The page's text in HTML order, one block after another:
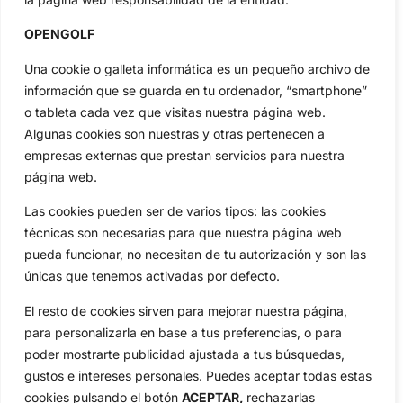
OPENGOLF
Una cookie o galleta informática es un pequeño archivo de
información que se guarda en tu ordenador, “smartphone”
o tableta cada vez que visitas nuestra página web.
Algunas cookies son nuestras y otras pertenecen a
empresas externas que prestan servicios para nuestra
página web.
Las cookies pueden ser de varios tipos: las cookies
técnicas son necesarias para que nuestra página web
pueda funcionar, no necesitan de tu autorización y son las
únicas que tenemos activadas por defecto.
El resto de cookies sirven para mejorar nuestra página,
para personalizarla en base a tus preferencias, o para
poder mostrarte publicidad ajustada a tus búsquedas,
gustos e intereses personales. Puedes aceptar todas estas
cookies pulsando el botón ACEPTAR, rechazarlas
Categorias
Inicio
Amateurs
Circuitos
Especiales
Reglas
Vídeos
De Interés
Compañía
Aviso Legal
Política de Privacidad
Política de Cookies
Publicidad
Newsletters
Copyright © 2025 OpenGolf | Diseño por TecnoQuatre